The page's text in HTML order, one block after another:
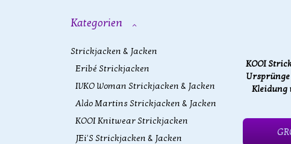
Kategorien
Strickjacken & Jacken
Eribé Strickjacken
IVKO Woman Strickjacken & Jacken
Aldo Martins Strickjacken & Jacken
KOOI Knitwear Strickjacken
JEi'S Strickjacken & Jacken
KOOI
Ursprünge
Kleidung